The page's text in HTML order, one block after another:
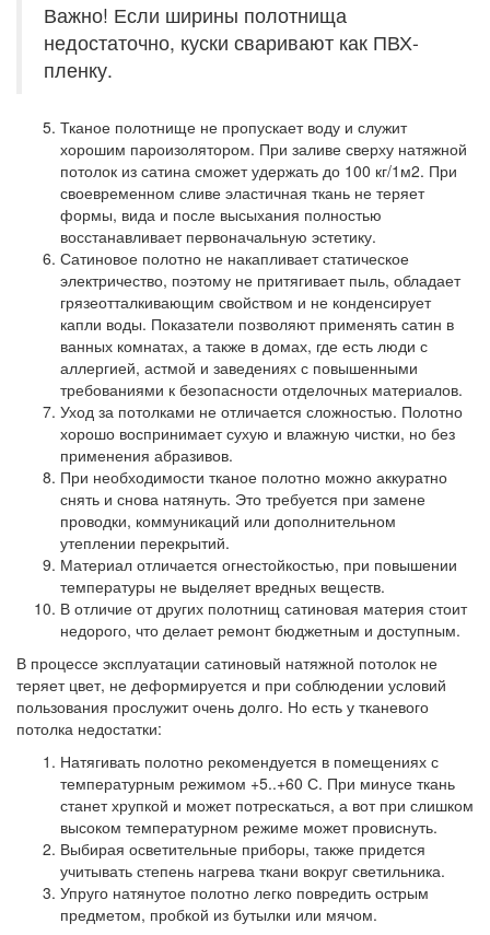
Важно! Если ширины полотнища
недостаточно, куски сваривают как ПВХ-
пленку.
Тканое полотнище не пропускает воду и служит
хорошим пароизолятором. При заливе сверху натяжной
потолок из сатина сможет удержать до 100 кг/1м2. При
своевременном сливе эластичная ткань не теряет
формы, вида и после высыхания полностью
восстанавливает первоначальную эстетику.
Сатиновое полотно не накапливает статическое
электричество, поэтому не притягивает пыль, обладает
грязеотталкивающим свойством и не конденсирует
капли воды. Показатели позволяют применять сатин в
ванных комнатах, а также в домах, где есть люди с
аллергией, астмой и заведениях с повышенными
требованиями к безопасности отделочных материалов.
Уход за потолками не отличается сложностью. Полотно
хорошо воспринимает сухую и влажную чистки, но без
применения абразивов.
При необходимости тканое полотно можно аккуратно
снять и снова натянуть. Это требуется при замене
проводки, коммуникаций или дополнительном
утеплении перекрытий.
Материал отличается огнестойкостью, при повышении
температуры не выделяет вредных веществ.
В отличие от других полотнищ сатиновая материя стоит
недорого, что делает ремонт бюджетным и доступным.
В процессе эксплуатации сатиновый натяжной потолок не
теряет цвет, не деформируется и при соблюдении условий
пользования прослужит очень долго. Но есть у тканевого
потолка недостатки:
Натягивать полотно рекомендуется в помещениях с
температурным режимом +5..+60 С. При минусе ткань
станет хрупкой и может потрескаться, а вот при слишком
высоком температурном режиме может провиснуть.
Выбирая осветительные приборы, также придется
учитывать степень нагрева ткани вокруг светильника.
Упруго натянутое полотно легко повредить острым
предметом, пробкой из бутылки или мячом.